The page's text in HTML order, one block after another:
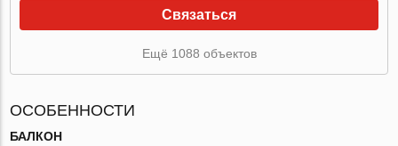
Связаться
Ещё 1088 объектов
ОСОБЕННОСТИ
БАЛКОН